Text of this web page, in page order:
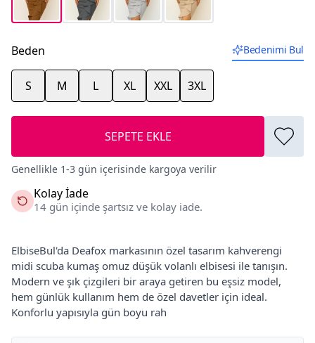
Beden Bedenimi Bul
S M L XL XXL 3XL
SEPETE EKLE
Genellikle 1-3 gün içerisinde kargoya verilir
Kolay İade
14 gün içinde şartsız ve kolay iade.
ElbiseBul'da Deafox markasının özel tasarım kahverengi
midi scuba kumaş omuz düşük volanlı elbisesi ile tanışın.
Modern ve şık çizgileri bir araya getiren bu eşsiz model,
hem günlük kullanım hem de özel davetler için ideal.
Konforlu yapısıyla gün boyu rah